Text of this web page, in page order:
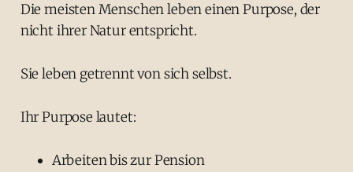
Die meisten Menschen leben einen Purpose, der
nicht ihrer Natur entspricht.
Sie leben getrennt von sich selbst.
Ihr Purpose lautet:
Arbeiten bis zur Pension